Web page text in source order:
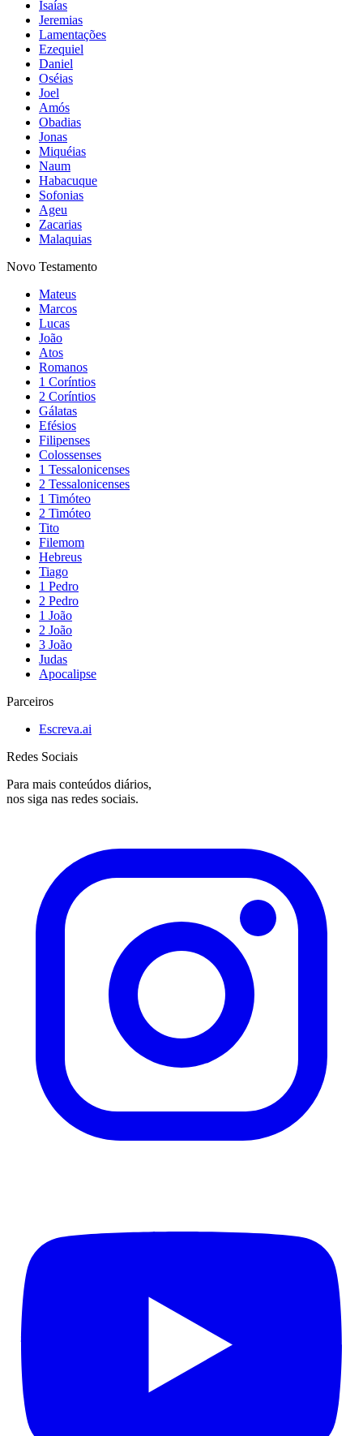
Isaías
Jeremias
Lamentações
Ezequiel
Daniel
Oséias
Joel
Amós
Obadias
Jonas
Miquéias
Naum
Habacuque
Sofonias
Ageu
Zacarias
Malaquias
Novo Testamento
Mateus
Marcos
Lucas
João
Atos
Romanos
1 Coríntios
2 Coríntios
Gálatas
Efésios
Filipenses
Colossenses
1 Tessalonicenses
2 Tessalonicenses
1 Timóteo
2 Timóteo
Tito
Filemom
Hebreus
Tiago
1 Pedro
2 Pedro
1 João
2 João
3 João
Judas
Apocalipse
Parceiros
Escreva.ai
Redes Sociais
Para mais conteúdos diários,
nos siga nas redes sociais.